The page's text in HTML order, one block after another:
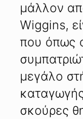
μάλλον
Wiggins,
που όπως
μεγάλο
σκούρες